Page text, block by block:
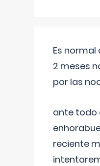
Es normal
2 meses
por las
ante todo
reciente